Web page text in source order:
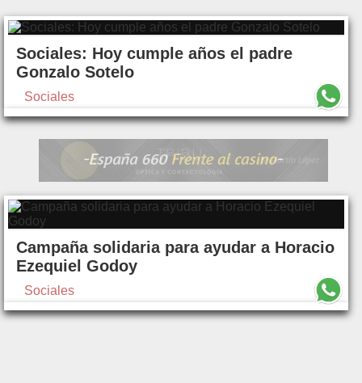
Sociales: Hoy cumple años el padre
Gonzalo Sotelo
Sociales
Campaña solidaria para ayudar a Horacio
Ezequiel Godoy
Sociales